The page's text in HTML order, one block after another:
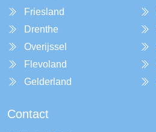
Friesland
Drenthe
Overijssel
Flevoland
Gelderland
Contact